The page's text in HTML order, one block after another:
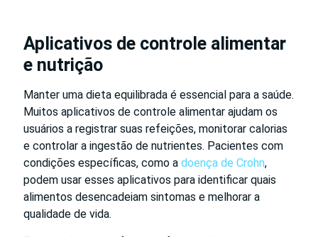
Aplicativos de controle alimentar
e nutrição
Manter uma dieta equilibrada é essencial para a saúde.
Muitos aplicativos de controle alimentar ajudam os
usuários a registrar suas refeições, monitorar calorias
e controlar a ingestão de nutrientes. Pacientes com
condições específicas, como a doença de Crohn,
podem usar esses aplicativos para identificar quais
alimentos desencadeiam sintomas e melhorar a
qualidade de vida.